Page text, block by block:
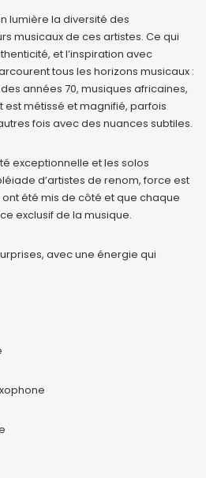
lumière la diversité des
musicaux de ces artistes. Ce qui
et l’inspiration avec
tous les horizons musicaux :
années 70, musiques africaines,
est métissé et magnifié, parfois
fois avec des nuances subtiles.
exceptionnelle et les solos
d’artistes de renom, force est
été mis de côté et que chaque
exclusif de la musique.
avec une énergie qui